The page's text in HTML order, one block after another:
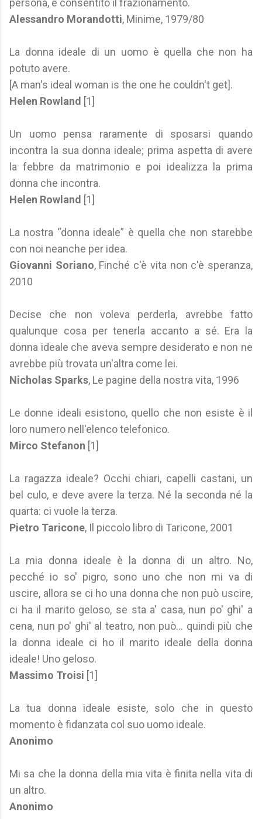
persona, è consentito il frazionamento.
Alessandro Morandotti, Minime, 1979/80
La donna ideale di un uomo è quella che non ha
potuto avere.
[A man's ideal woman is the one he couldn't get].
Helen Rowland [1]
Un uomo pensa raramente di sposarsi quando
incontra la sua donna ideale; prima aspetta di avere
la febbre da matrimonio e poi idealizza la prima
donna che incontra.
Helen Rowland [1]
La nostra “donna ideale” è quella che non starebbe
con noi neanche per idea.
Giovanni Soriano, Finché c'è vita non c'è speranza,
2010
Decise che non voleva perderla, avrebbe fatto
qualunque cosa per tenerla accanto a sé. Era la
donna ideale che aveva sempre desiderato e non ne
avrebbe più trovata un'altra come lei.
Nicholas Sparks, Le pagine della nostra vita, 1996
Le donne ideali esistono, quello che non esiste è il
loro numero nell'elenco telefonico.
Mirco Stefanon [1]
La ragazza ideale? Occhi chiari, capelli castani, un
bel culo, e deve avere la terza. Né la seconda né la
quarta: ci vuole la terza.
Pietro Taricone, Il piccolo libro di Taricone, 2001
La mia donna ideale è la donna di un altro. No,
pecché io so' pigro, sono uno che non mi va di
uscire, allora se ci ho una donna che non può uscire,
ci ha il marito geloso, se sta a' casa, nun po' ghi' a
cena, nun po' ghi' al teatro, non può... quindi più che
la donna ideale ci ho il marito ideale della donna
ideale! Uno geloso.
Massimo Troisi [1]
La tua donna ideale esiste, solo che in questo
momento è fidanzata col suo uomo ideale.
Anonimo
Mi sa che la donna della mia vita è finita nella vita di
un altro.
Anonimo